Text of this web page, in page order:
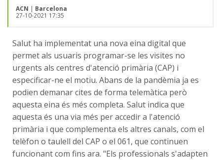
ACN | Barcelona
27-10-2021 17:35
Salut ha implementat una nova eina digital que
permet als usuaris programar-se les visites no
urgents als centres d'atenció primària (CAP) i
especificar-ne el motiu. Abans de la pandèmia ja es
podien demanar cites de forma telemàtica però
aquesta eina és més completa. Salut indica que
aquesta és una via més per accedir a l'atenció
primària i que complementa els altres canals, com el
telèfon o taulell del CAP o el 061, que continuen
funcionant com fins ara. "Els professionals s'adapten